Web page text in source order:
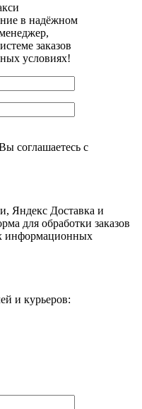
в надёжном
заказов
условиях!
соглашаетесь с
Яндекс Доставка и
для обработки заказов
информационных
и курьеров: